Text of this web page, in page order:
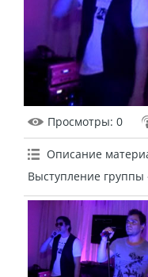
Просмотры: 0
Описание
Выступление группы